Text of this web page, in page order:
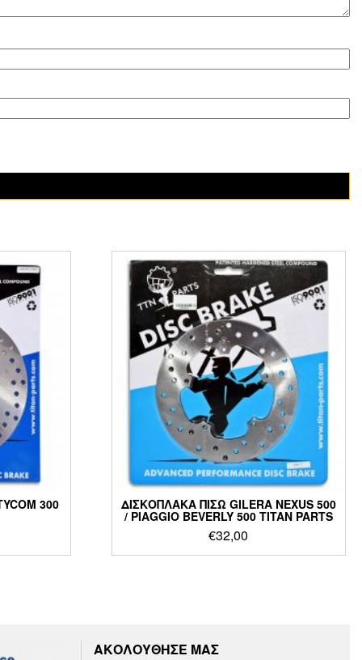
300 ΔΙΣΚΟΠΛΑΚΑ ΠΙΣΩ GILERA NEXUS 500
/ PIAGGIO BEVERLY 500 TITAN PARTS
€32,00
ΑΚΟΛΟΥΘΗΣΕ ΜΑΣ